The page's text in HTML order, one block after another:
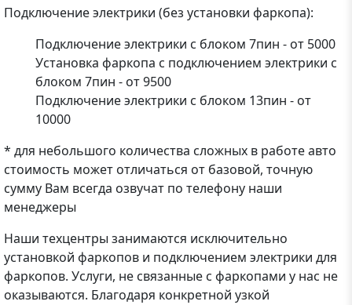
Подключение электрики (без установки фаркопа):
Подключение электрики с блоком 7пин - от 5000
Установка фаркопа с подключением электрики с
блоком 7пин - от 9500
Подключение электрики с блоком 13пин - от
10000
* для небольшого количества сложных в работе авто
стоимость может отличаться от базовой, точную
сумму Вам всегда озвучат по телефону наши
менеджеры
Наши техцентры занимаются исключительно
установкой фаркопов и подключением электрики для
фаркопов. Услуги, не связанные с фаркопами у нас не
оказываются. Благодаря конкретной узкой